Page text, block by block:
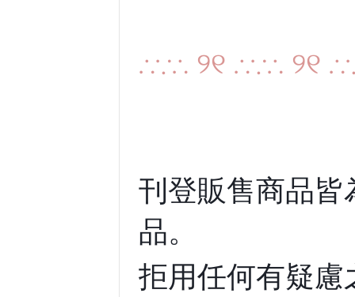
∴∵∴ ୨୧ ∴∵∴ ୨୧
刊登販售商品
品。
拒用任何有疑